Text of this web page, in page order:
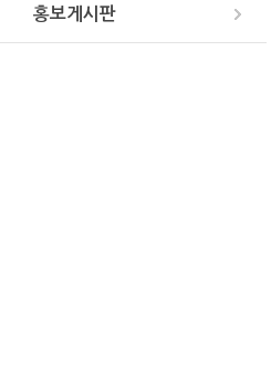
홍보게시판